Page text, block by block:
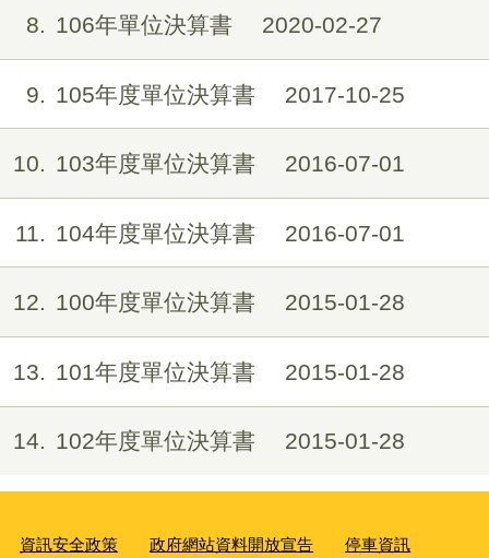
8 106年單位決算書 2020-02-27
9 105年度單位決算書 2017-10-25
10 103年度單位決算書 2016-07-01
11 104年度單位決算書 2016-07-01
12 100年度單位決算書 2015-01-28
13 101年度單位決算書 2015-01-28
14 102年度單位決算書 2015-01-28
資訊安全政策 政府網站資料開放宣告 停車資訊